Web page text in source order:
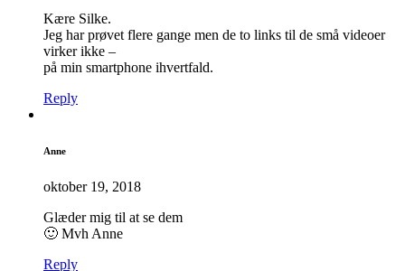
Kære Silke.
Jeg har prøvet flere gange men de to links til de små videoer
virker ikke –
på min smartphone ihvertfald.
Reply
Anne
oktober 19, 2018
Glæder mig til at se dem
🙂 Mvh Anne
Reply